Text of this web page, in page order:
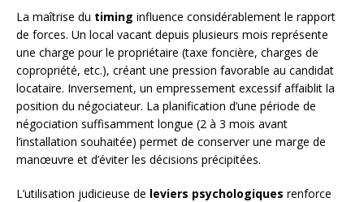
La maîtrise du timing influence considérablement le rapport
de forces. Un local vacant depuis plusieurs mois représente
une charge pour le propriétaire (taxe foncière, charges de
copropriété, etc.), créant une pression favorable au candidat
locataire. Inversement, un empressement excessif affaiblit la
position du négociateur. La planification d’une période de
négociation suffisamment longue (2 à 3 mois avant
l’installation souhaitée) permet de conserver une marge de
manœuvre et d’éviter les décisions précipitées.
L’utilisation judicieuse de leviers psychologiques renforce